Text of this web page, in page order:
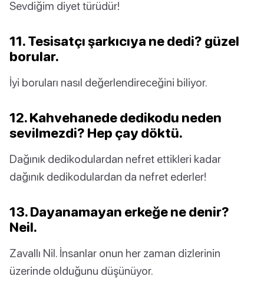
Sevdiğim diyet türüdür!
11. Tesisatçı şarkıcıya ne dedi? güzel
borular.
İyi boruları nasıl değerlendireceğini biliyor.
12. Kahvehanede dedikodu neden
sevilmezdi? Hep çay döktü.
Dağınık dedikodulardan nefret ettikleri kadar
dağınık dedikodulardan da nefret ederler!
13. Dayanamayan erkeğe ne denir?
Neil.
Zavallı Nil. İnsanlar onun her zaman dizlerinin
üzerinde olduğunu düşünüyor.